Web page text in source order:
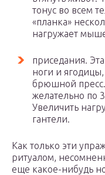
тонус во всем
«планка»
нагружает
приседания.
ноги и
брюшной
желательно по
Увеличить
гантели.
Как только эти
ритуалом,
еще какое-нибудь